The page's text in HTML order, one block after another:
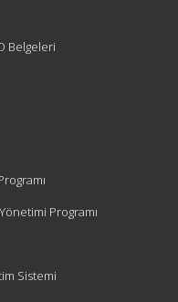
Belgeleri
Programı
Sistemi